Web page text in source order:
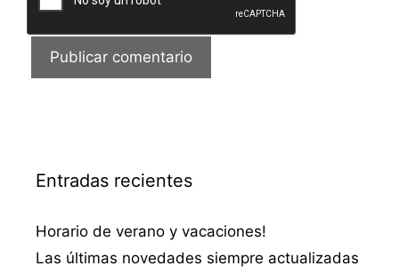
Entradas recientes
Horario de verano y vacaciones!
Las últimas novedades siempre actualizadas